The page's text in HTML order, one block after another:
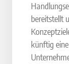
bereitstellt
künftig